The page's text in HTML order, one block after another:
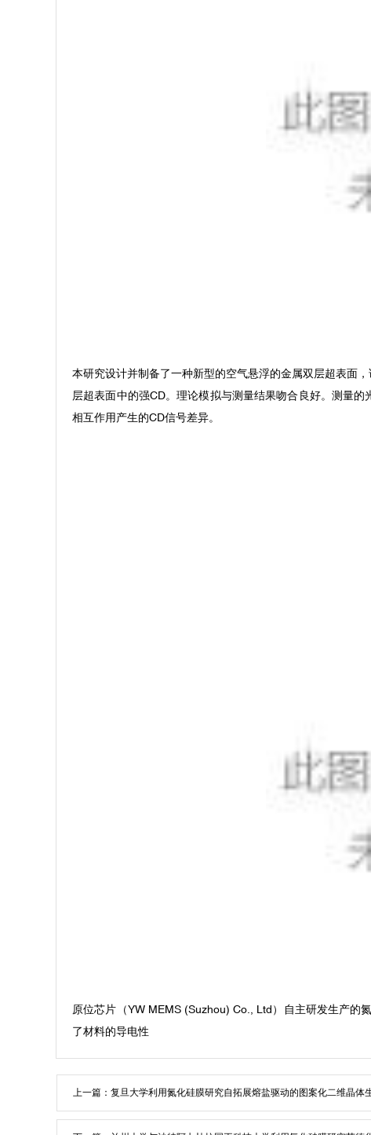
本研究设计并制备了一种新型的空气悬浮的金属双层超表面
层超表面中的强CD。理论模拟与测量结果吻合良好。测量
相互作用产生的CD信号差异。
原位芯片（YW MEMS (Suzhou) Co., Ltd）自主研发生产的
了材料的导电性
上一篇： 复旦大学利用氮化硅膜研究自拓展熔盐驱动的图案化二维晶体